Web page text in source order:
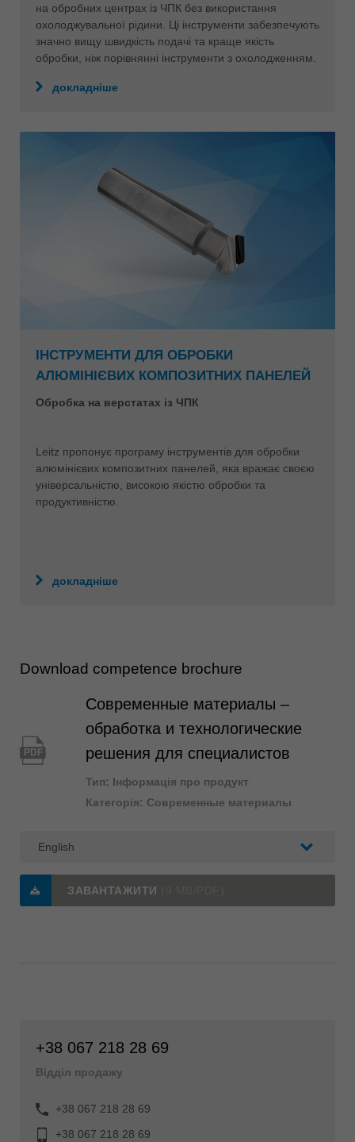
на обробних центрах із ЧПК без використання
охолоджувальної рідини. Ці інструменти забезпечують
значно вищу швидкість подачі та краще якість
обробки, ніж порівнянні інструменти з охолодженням.
докладніше
ІНСТРУМЕНТИ ДЛЯ ОБРОБКИ
АЛЮМІНІЄВИХ КОМПОЗИТНИХ ПАНЕЛЕЙ
Обробка на верстатах із ЧПК
Leitz пропонує програму інструментів для обробки
алюмінієвих композитних панелей, яка вражає своєю
універсальністю, високою якістю обробки та
продуктивністю.
докладніше
Download competence brochure
PDF
Современные материалы –
обработка и технологические
решения для специалистов
Тип: Інформація про продукт
Категорія: Современные материалы
ЗАВАНТАЖИТИ
+38 067 218 28 69
Відділ продажу
+38 067 218 28 69
+38 067 218 28 69